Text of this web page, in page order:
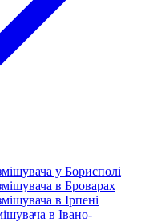
у Борисполі
в Броварах
в Ірпені
в Івано-